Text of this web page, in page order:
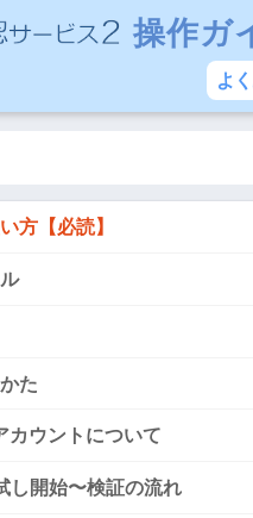
操作ガ
よ
方【必読】
た
ウントについて
し開始〜検証の流れ